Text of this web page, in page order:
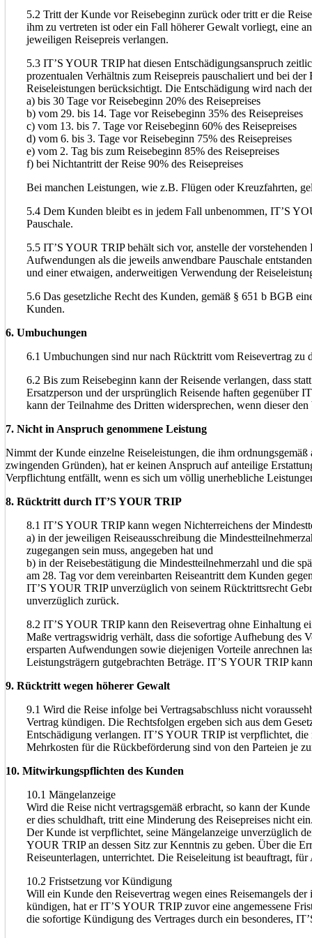
5.2 Tritt der Kunde vor Reisebeginn zurück oder tritt er die
ihm zu vertreten ist oder ein Fall höherer Gewalt vorliegt, eine
jeweiligen Reisepreis verlangen.
5.3 IT’S YOUR TRIP hat diesen Entschädigungsanspruch
prozentualen Verhältnis zum Reisepreis pauschaliert und bei
Reiseleistungen berücksichtigt. Die Entschädigung wird nach
a) bis 30 Tage vor Reisebeginn 20% des Reisepreises
b) vom 29. bis 14. Tage vor Reisebeginn 35% des Reisepreises
c) vom 13. bis 7. Tage vor Reisebeginn 60% des Reisepreises
d) vom 6. bis 3. Tage vor Reisebeginn 75% des Reisepreises
e) vom 2. Tag bis zum Reisebeginn 85% des Reisepreises
f) bei Nichtantritt der Reise 90% des Reisepreises
Bei manchen Leistungen, wie z.B. Flügen oder Kreuzfahrten,
5.4 Dem Kunden bleibt es in jedem Fall unbenommen, IT’S
Pauschale.
5.5 IT’S YOUR TRIP behält sich vor, anstelle der
Aufwendungen als die jeweils anwendbare Pauschale
und einer etwaigen, anderweitigen Verwendung der
5.6 Das gesetzliche Recht des Kunden, gemäß § 651 b BGB
Kunden.
6. Umbuchungen
6.1 Umbuchungen sind nur nach Rücktritt vom Reisevertrag
6.2 Bis zum Reisebeginn kann der Reisende verlangen, dass
Ersatzperson und der ursprünglich Reisende haften gegenüber
kann der Teilnahme des Dritten widersprechen, wenn dieser
7. Nicht in Anspruch genommene Leistung
Nimmt der Kunde einzelne Reiseleistungen, die ihm
zwingenden Gründen), hat er keinen Anspruch auf anteilige
Verpflichtung entfällt, wenn es sich um völlig unerhebliche
8. Rücktritt durch IT’S YOUR TRIP
8.1 IT’S YOUR TRIP kann wegen Nichterreichens der
a) in der jeweiligen Reiseausschreibung die
zugegangen sein muss, angegeben hat und
b) in der Reisebestätigung die Mindestteilnehmerzahl und die
am 28. Tag vor dem vereinbarten Reiseantritt dem Kunden
IT’S YOUR TRIP unverzüglich von seinem Rücktrittsrecht
unverzüglich zurück.
8.2 IT’S YOUR TRIP kann den Reisevertrag ohne Einhaltung
Maße vertragswidrig verhält, dass die sofortige Aufhebung des
ersparten Aufwendungen sowie diejenigen Vorteile anrechnen
Leistungsträgern gutgebrachten Beträge. IT’S YOUR TRIP
9. Rücktritt wegen höherer Gewalt
9.1 Wird die Reise infolge bei Vertragsabschluss nicht
Vertrag kündigen. Die Rechtsfolgen ergeben sich aus dem
Entschädigung verlangen. IT’S YOUR TRIP ist verpflichtet,
Mehrkosten für die Rückbeförderung sind von den Parteien je
10. Mitwirkungspflichten des Kunden
10.1 Mängelanzeige
Wird die Reise nicht vertragsgemäß erbracht, so kann der
er dies schuldhaft, tritt eine Minderung des Reisepreises nicht
Der Kunde ist verpflichtet, seine Mängelanzeige unverzüglich
YOUR TRIP an dessen Sitz zur Kenntnis zu geben. Über die
Reiseunterlagen, unterrichtet. Die Reiseleitung ist beauftragt,
10.2 Fristsetzung vor Kündigung
Will ein Kunde den Reisevertrag wegen eines Reisemangels
kündigen, hat er IT’S YOUR TRIP zuvor eine angemessene
die sofortige Kündigung des Vertrages durch ein besonderes,